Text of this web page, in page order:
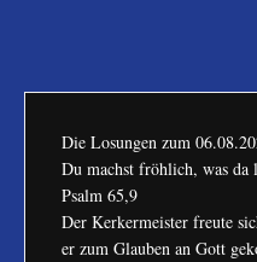
Die Losungen zum
Du machst fröhlich, was da
Psalm 65,9
Der Kerkermeister freute
er zum Glauben an Gott